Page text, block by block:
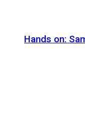
Hands on: